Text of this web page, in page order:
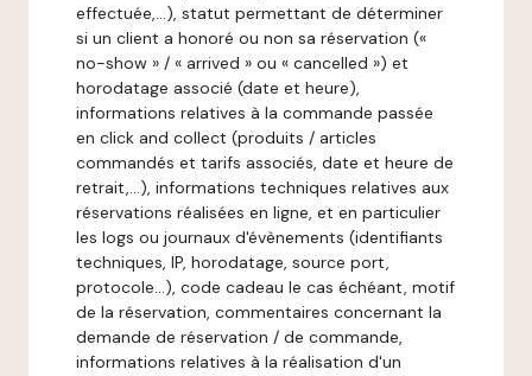
effectuée,…), statut permettant de déterminer
si un client a honoré ou non sa réservation («
no-show » / « arrived » ou « cancelled ») et
horodatage associé (date et heure),
informations relatives à la commande passée
en click and collect (produits / articles
commandés et tarifs associés, date et heure de
retrait,…), informations techniques relatives aux
réservations réalisées en ligne, et en particulier
les logs ou journaux d'évènements (identifiants
techniques, IP, horodatage, source port,
protocole…), code cadeau le cas échéant, motif
de la réservation, commentaires concernant la
demande de réservation / de commande,
informations relatives à la réalisation d'un